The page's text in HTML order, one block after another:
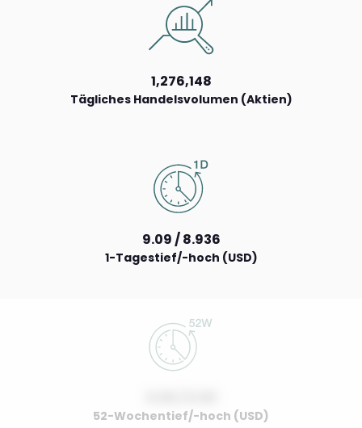
1,276,148
Tägliches Handelsvolumen (Aktien)
9.09 / 8.936
1-Tagestief/-hoch (USD)
52-Wochentief/-hoch (USD)